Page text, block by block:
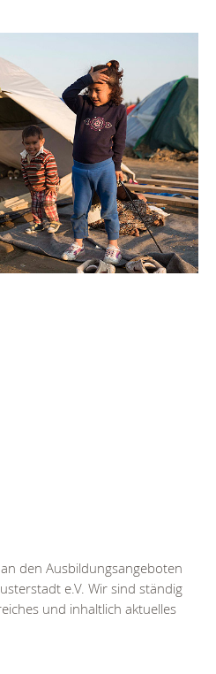
den Ausbildungsangeboten
e.V. Wir sind ständig
und inhaltlich aktuelles